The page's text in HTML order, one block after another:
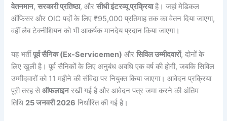
वेतनमान,सरकारी प्रतिष्ठा, औरसीधी इंटरव्यू प्रक्रियाहै। जहां मेडिकल
ऑफिसर और OIC पदों के लिए ₹95,000 प्रतिमाह तक का वेतन दिया जाएगा,
वहीं लैब टेक्नीशियन को भी आकर्षक मानदेय प्रदान किया जाएगा।
यह भर्तीपूर्व सैनिक (Ex-Servicemen) औरसिविल उम्मीदवारों, दोनों के
लिए खुली है। पूर्व सैनिकों के लिए अनुबंध अवधि एक वर्ष की होगी, जबकि सिविल
उम्मीदवारों को 11 महीने की संविदा पर नियुक्त किया जाएगा। आवेदन प्रक्रिया
पूरी तरह सेऑफलाइनरखी गई है और आवेदन पत्र जमा करने की अंतिम
तिथि 25 जनवरी 2026 निर्धारित की गई है।